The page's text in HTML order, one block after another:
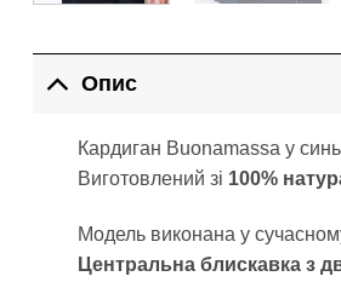
Опис
Кардиган Buonamassa у
Виготовлений зі 100%
Модель виконана у
Центральна блискавка з